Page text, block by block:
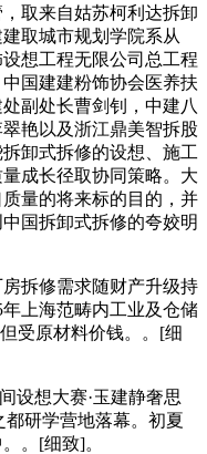
取来自姑苏柯利达拆卸
取城市规划学院系从
想工程无限公司总工程
国建建粉饰协会医养扶
副处长曹剑钊，中建八
艳以及浙江鼎美智拆股
卸式拆修的设想、施工
成长径取协同策略。大
量的将来标的目的，并
国拆卸式拆修的夸姣明
拆修需求随财产升级持
上海范畴内工业及仓储
受原材料价钱。。[细
想大赛·玉建静奢思
都研学营地落幕。初夏
。[细致]。